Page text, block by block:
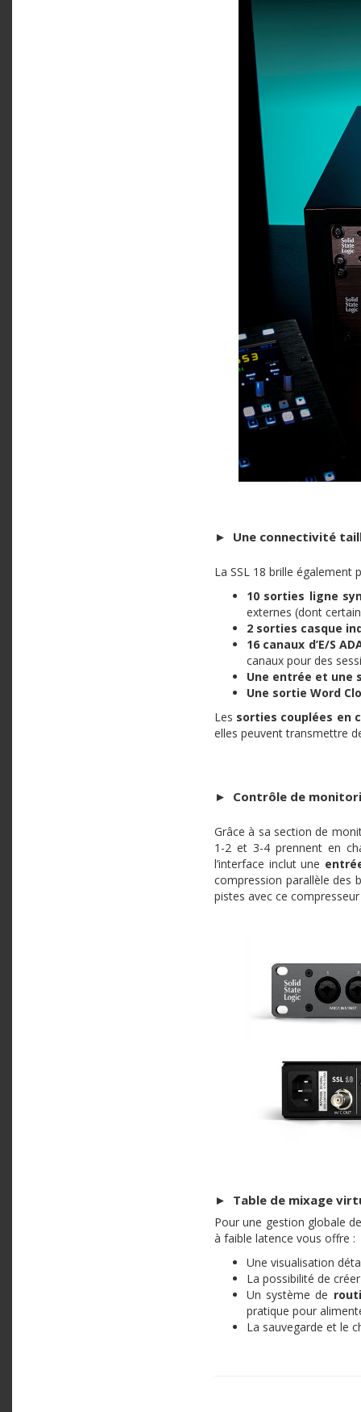
► Une connectivité
La SSL 18 brille également
10 sorties ligne
externes (dont
2 sorties casque
16 canaux d’E/S
canaux pour des
Une entrée et une
Une sortie Word
Les sorties couplées en
elles peuvent transmettre
► Contrôle de
Grâce à sa section de
1-2 et 3-4 prennent en
l’interface inclut une
compression parallèle des
pistes avec ce
► Table de mixage
Pour une gestion globale
à faible latence vous offre :
Une visualisation
La possibilité de
Un système de
pratique pour
La sauvegarde et le